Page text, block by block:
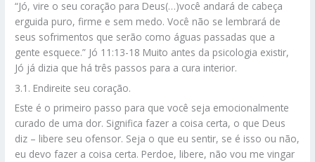
“Jó, vire o seu coração para Deus(…)você andará de cabeça
erguida puro, firme e sem medo. Você não se lembrará de
seus sofrimentos que serão como águas passadas que a
gente esquece.” Jó 11:13-18 Muito antes da psicologia existir,
Jó já dizia que há três passos para a cura interior.
3.1. Endireite seu coração.
Este é o primeiro passo para que você seja emocionalmente
curado de uma dor. Significa fazer a coisa certa, o que Deus
diz – libere seu ofensor. Seja o que eu sentir, se é isso ou não,
eu devo fazer a coisa certa. Perdoe, libere, não vou me vingar